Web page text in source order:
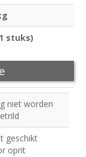
stuks)
niet worden
geschikt
oprit